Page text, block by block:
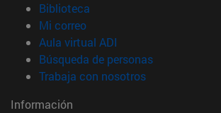
Biblioteca
Mi correo(abre en nueva ventana)
Aula virtual ADI
Búsqueda de personas(abre en
Trabaja con nosotros(abre en nueva
Información